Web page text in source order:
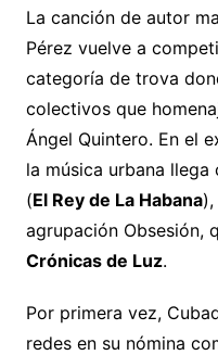
La canción de autor
Pérez vuelve a
categoría de trova
colectivos que
Ángel Quintero. En el
la música urbana
(El Rey de La Habana),
agrupación Obsesión,
Crónicas de Luz.
Por primera vez,
redes en su nómina